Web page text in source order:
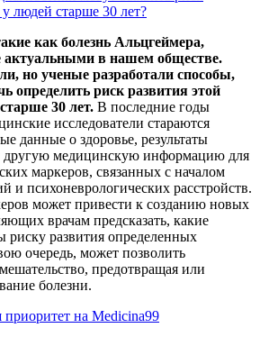
как болезнь Альцгеймера,
актуальными в нашем обществе.
но ученые разработали способы,
определить риск развития этой
30 лет. В последние годы
исследователи стараются
данные о здоровье, результаты
другую медицинскую информацию для
маркеров, связанных с началом
и психоневрологических расстройств.
может привести к созданию новых
врачам предсказать, какие
развития определенных
очередь, может позволить
предотвращая или
болезни.
на Medicina99